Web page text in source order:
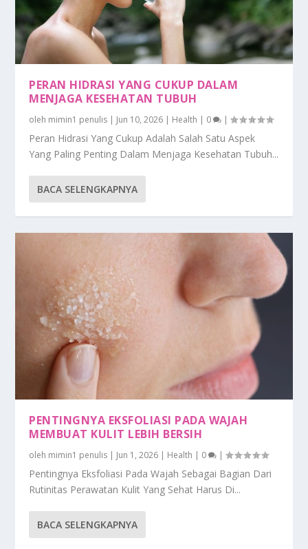
PERAN HIDRASI YANG CUKUP DALAM
MENJAGA KESEHATAN TUBUH
oleh mimin1 penulis Jun 10, 2026 Health 0 |
Peran Hidrasi Yang Cukup Adalah Salah Satu Aspek
Yang Paling Penting Dalam Menjaga Kesehatan Tubuh...
BACA SELENGKAPNYA
PENTINGNYA EKSFOLIASI PADA WAJAH
MEMBUAT KULIT LEBIH BERSIH
oleh mimin1 penulis | Jun 1, 2026 | Health | 0 |
Pentingnya Eksfoliasi Pada Wajah Sebagai Bagian Dari
Rutinitas Perawatan Kulit Yang Sehat Harus Di...
BACA SELENGKAPNYA